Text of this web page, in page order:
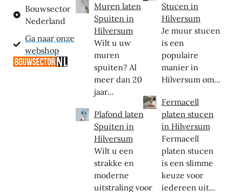
Bouwsector
Nederland
Ga naar onze
webshop
Muren laten
Spuiten in
Hilversum
Wilt u uw
muren
spuiten? Al
meer dan 20
jaar...
Plafond laten
Spuiten in
Hilversum
Wilt u een
strakke en
moderne
uitstraling voor
Stucen in
Hilversum
Je muur stucen
is een
populaire
manier in
Hilversum om...
Fermacell
platen stucen
in Hilversum
Fermacell
platen stucen
is een slimme
keuze voor
iedereen uit...